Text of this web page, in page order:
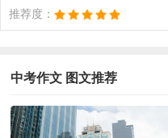
推荐度：
中考作文 图文推荐